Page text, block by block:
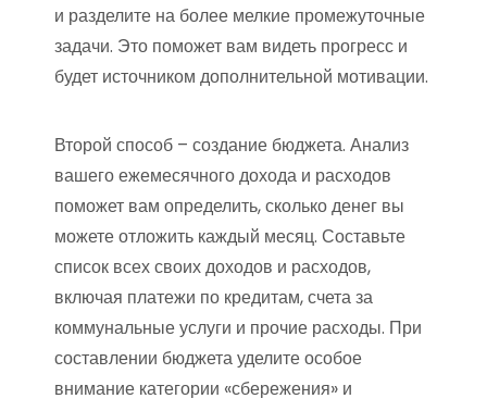
и разделите на более мелкие промежуточные
задачи. Это поможет вам видеть прогресс и
будет источником дополнительной мотивации.
Второй способ – создание бюджета. Анализ
вашего ежемесячного дохода и расходов
поможет вам определить, сколько денег вы
можете отложить каждый месяц. Составьте
список всех своих доходов и расходов,
включая платежи по кредитам, счета за
коммунальные услуги и прочие расходы. При
составлении бюджета уделите особое
внимание категории «сбережения» и